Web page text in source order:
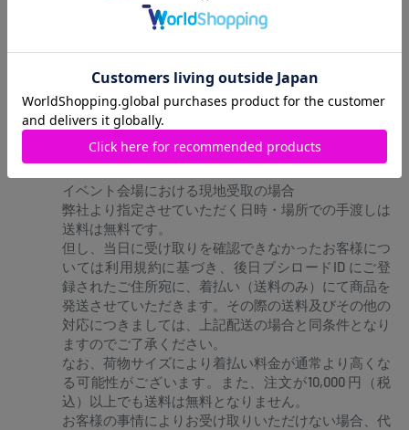
※海外への発送は行っておりません
客様の事情により分割しての配送をご希望の場合は、
分割対応手数料及び追加の送料として2,000円（税
込）を頂戴したうえでお受けする場合がございますの
で、お問い合わせフォームよりお問い合わせをお願い
いたします。
イベント会場における現地受取の場合
弊社より指定させていただく日時・場所での手渡しは
送料は無料です。
但し、当日に受け取りを確認できなかったお客様につ
いては利用規約に基づき、後日ブシロードID にご登
録されたご住所宛に、着払い（送料のみ）にて商品を
発送させていただきます。その際の送料及びその他の
対応につきましては、上記配送の場合と同条件となり
ますのでご了承ください。
なお、荷物サイズにより着払い料金が通常より高くな
る可能性がございます。また、注文が10,000 円（税
込）以上でも送料は無料となりません。
お客様の事情によりお受け取りいただけない場合、代